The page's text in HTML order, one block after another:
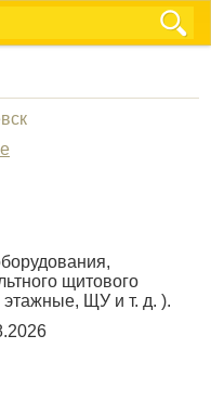
щитового
ЩУ и т. д. ).